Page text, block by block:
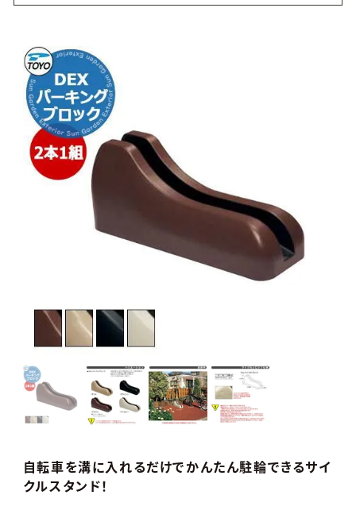
自転車を溝に入れるだけでかんたん駐輪できるサイ
クルスタンド！